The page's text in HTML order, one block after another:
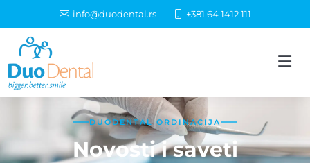
info@duodental.rs +381 64 1412 111
DUODENTAL ORDINACIJA
Novosti i saveti